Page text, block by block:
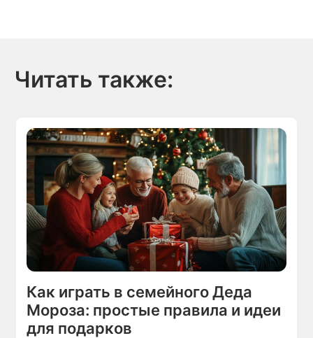
Читать также:
Как играть в семейного Деда
Мороза: простые правила и идеи
для подарков